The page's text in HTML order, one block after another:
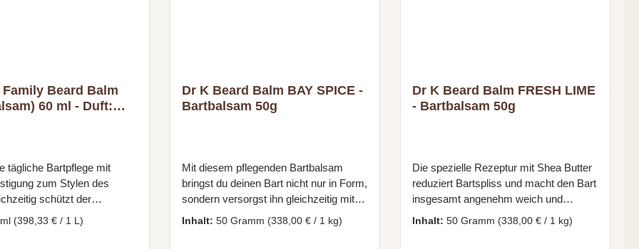
Family Beard Balm
60 ml - Duft:
tägliche Bartpflege mit
zum Stylen des
schützt der
die Haut vor dem
und beugt Hautirritationen
(398,33 € / 1 L)
Dr K Beard Balm BAY SPICE -
Bartbalsam 50g
Mit diesem pflegenden Bartbalsam
bringst du deinen Bart nicht nur in Form,
sondern versorgst ihn gleichzeitig mit
wertvollen natürlichen Inhaltsstoffen.
Die reichhaltige Rezeptur pflegt deinen
Inhalt: 50 Gramm (338,00 € / 1 kg)
Dr K Beard Balm FRESH LIME
- Bartbalsam 50g
Die spezielle Rezeptur mit Shea Butter
reduziert Bartspliss und macht den Bart
insgesamt angenehm weich und
geschmeidig. Kokosnussöl und Vitamin
E sorgen für eine Extraportion Pflege,
Inhalt: 50 Gramm (338,00 € / 1 kg)